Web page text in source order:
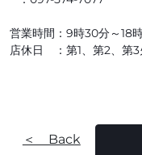
営業時間：9時30分～18
店休日 ：第1、第2、第3
＜ Back